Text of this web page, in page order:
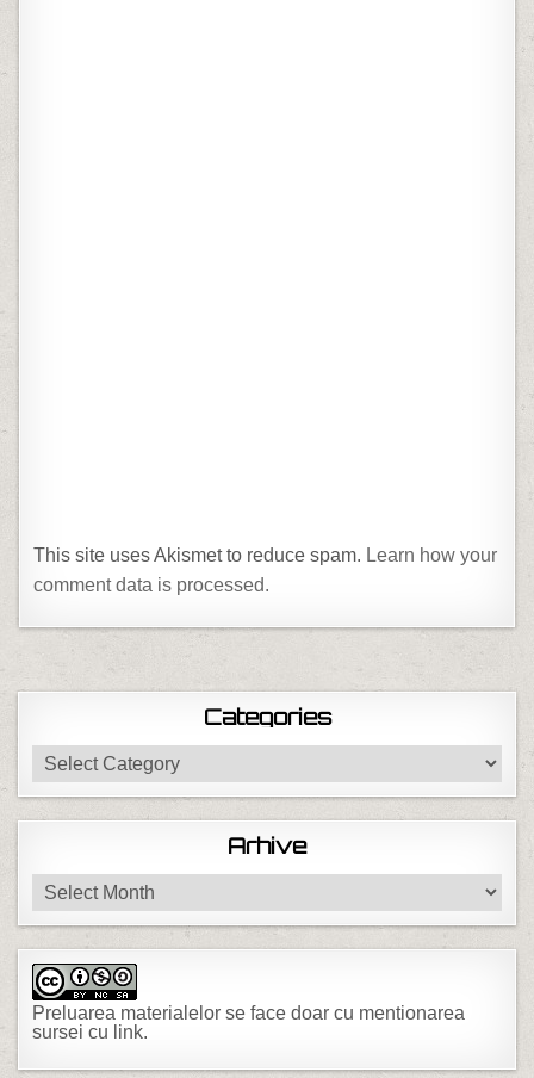
This site uses Akismet to reduce spam. Learn how your
comment data is processed.
Categories
Categories
Arhive
Arhive
Preluarea materialelor se face doar cu mentionarea
sursei cu link.